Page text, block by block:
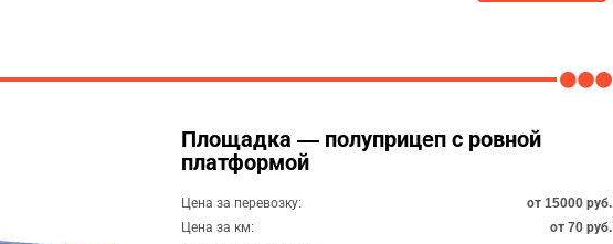
Площадка — полуприцеп с ровной
платформой
Цена за перевозку:
от 15000 руб.
Цена за км:
от 70 руб.